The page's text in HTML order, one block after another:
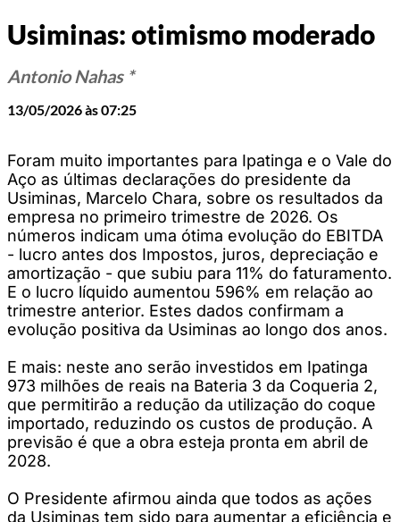
Usiminas: otimismo moderado
Antonio Nahas *
13/05/2026 às 07:25
Foram muito importantes para Ipatinga e o Vale do
Aço as últimas declarações do presidente da
Usiminas, Marcelo Chara, sobre os resultados da
empresa no primeiro trimestre de 2026. Os
números indicam uma ótima evolução do EBITDA
- lucro antes dos Impostos, juros, depreciação e
amortização - que subiu para 11% do faturamento.
E o lucro líquido aumentou 596% em relação ao
trimestre anterior. Estes dados confirmam a
evolução positiva da Usiminas ao longo dos anos.
E mais: neste ano serão investidos em Ipatinga
973 milhões de reais na Bateria 3 da Coqueria 2,
que permitirão a redução da utilização do coque
importado, reduzindo os custos de produção. A
previsão é que a obra esteja pronta em abril de
2028.
O Presidente afirmou ainda que todos as ações
da Usiminas tem sido para aumentar a eficiência e